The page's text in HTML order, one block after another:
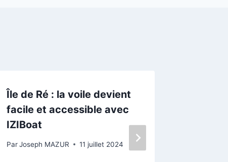
Île de Ré : la voile devient
facile et accessible avec
IZIBoat
Par Joseph MAZUR 11 juillet 2024